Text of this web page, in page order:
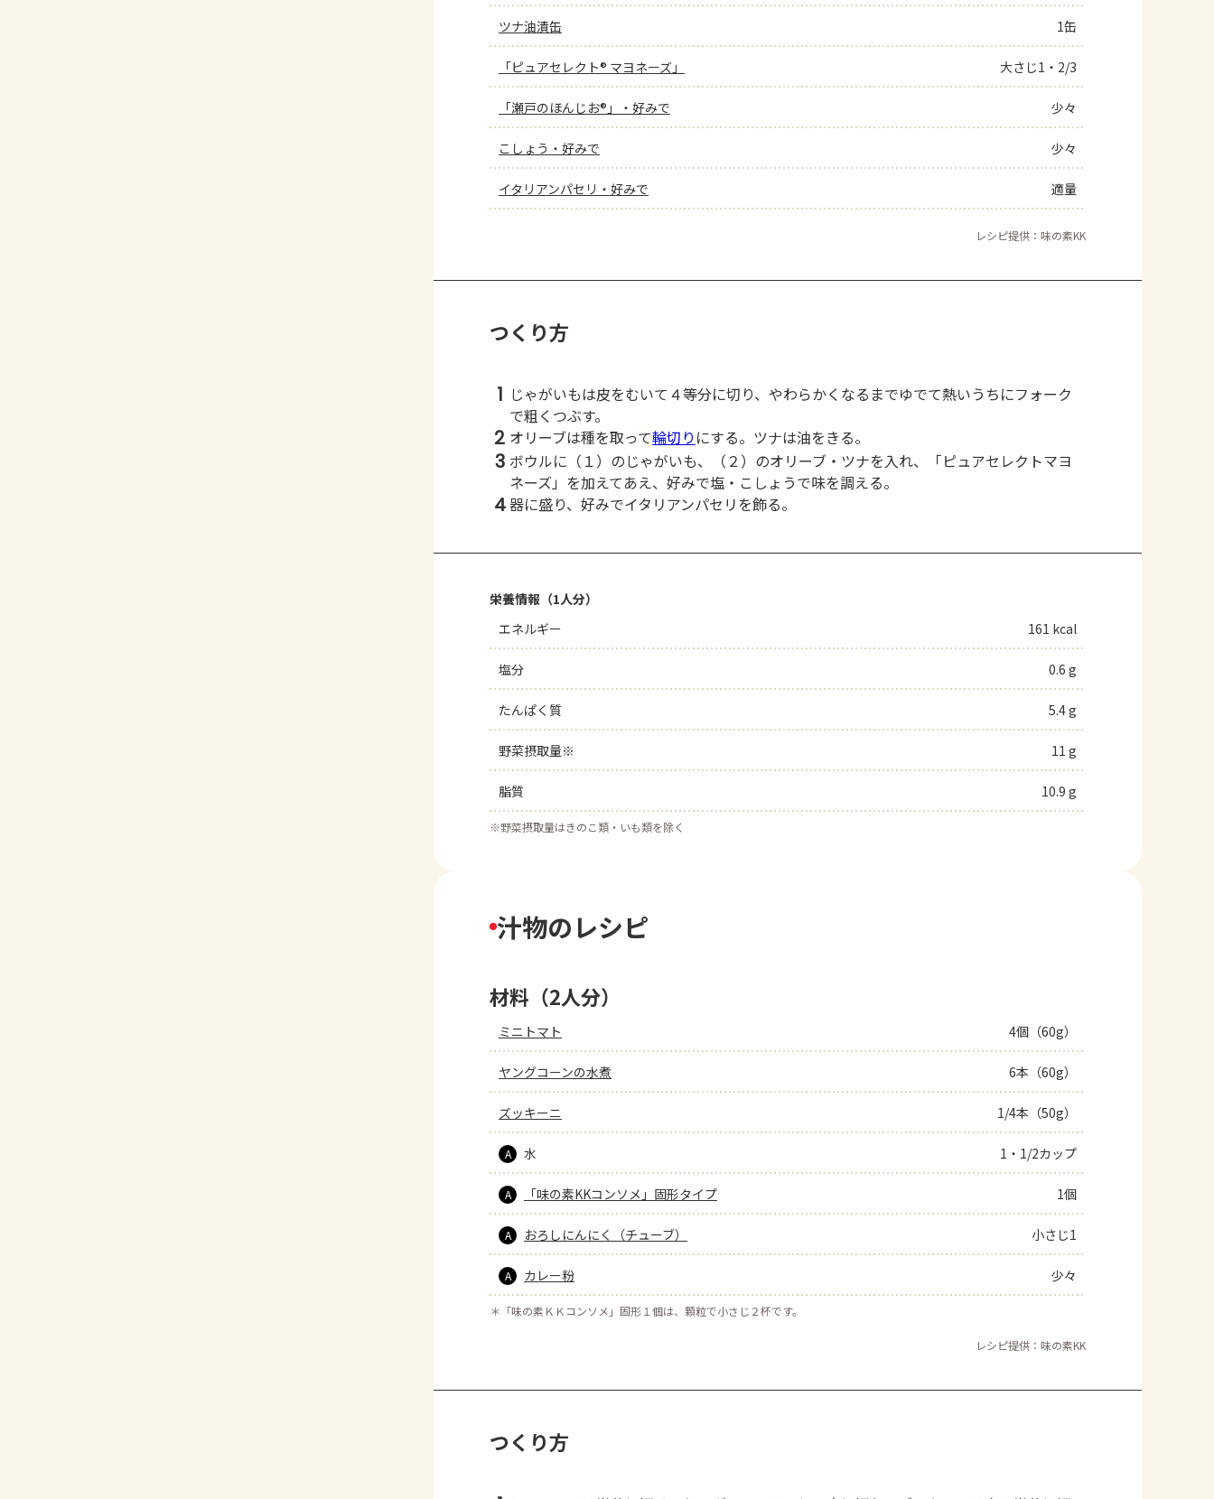
ツナ油漬缶 1缶
「ピュアセレクト® マヨネーズ」 大さじ1・2/3
「瀬戸のほんじお®」・好みで 少々
こしょう・好みで 少々
イタリアンパセリ・好みで 適量
レシピ提供：味の素KK
つくり方
1 じゃがいもは皮をむいて４等分に切り、やわらかくなるまでゆでて熱いうちにフォーク
で粗くつぶす。
2 オリーブは種を取って輪切り にする。ツナは油をきる。
3 ボウルに（１）のじゃがいも、（２）のオリーブ・ツナを入れ、「ピュアセレクトマヨ
ネーズ」を加えてあえ、好みで塩・こしょうで味を調える。
4器に盛り、好みでイタリアンパセリを飾る。
栄養情報（1人分）
エネルギー
161 kcal
塩分 0.6 g
たんぱく質 5.4 g
野菜摂取量※ 11 g
脂質 10.9 g
※野菜摂取量はきのこ類・いも類を除く
汁物のレシピ
材料（2人分）
ミニトマト 4個（60g）
ヤングコーンの水煮 6本（60g）
ズッキーニ 1/4本（50g）
A 水 1・1/2カップ
A 「味の素KKコンソメ」固形タイプ 1個
A おろしにんにく（チューブ） 小さじ1
A カレー粉 少々
＊ 「味の素ＫＫコンソメ」固形１個は、顆粒で小さじ２杯です。
レシピ提供：味の素KK
つくり方